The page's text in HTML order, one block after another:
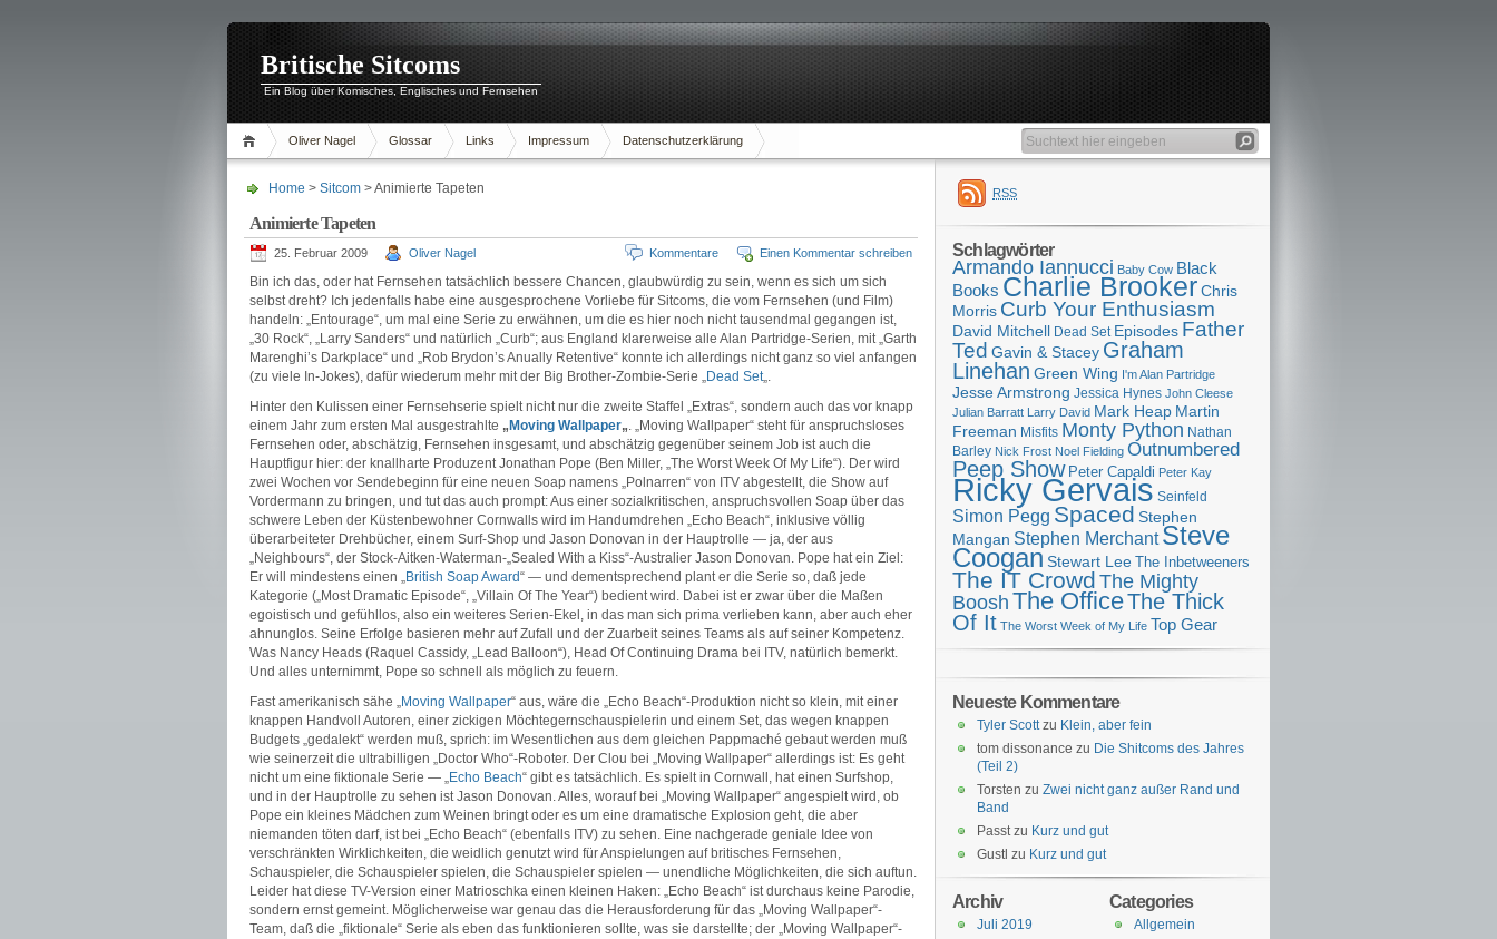
Britische Sitcoms
Ein Blog über Komisches, Englisches und Fernsehen
Oliver Nagel Glossar Links Impressum Datenschutzerklärung
Home > Sitcom > Animierte Tapeten
Animierte Tapeten
25. Februar 2009 Oliver Nagel Einen Kommentar schreiben
Kommentare
Bin ich das, oder hat Fernsehen tatsächlich bessere Chancen, glaubwürdig zu sein, wenn es sich um sich
selbst dreht? Ich jedenfalls habe eine ausgesprochene Vorliebe für Sitcoms, die vom Fernsehen (und Film)
handeln: „Entourage“, um mal eine Serie zu erwähnen, um die es hier noch nicht tausendmal gegangen ist,
„30 Rock“, „Larry Sanders“ und natürlich „Curb“; aus England klarerweise alle Alan Partridge-Serien, mit „Garth
Marenghi’s Darkplace“ und „Rob Brydon’s Anually Retentive“ konnte ich allerdings nicht ganz so viel anfangen
(zu viele In-Jokes), dafür wiederum mehr mit der Big Brother-Zombie-Serie „Dead Set„.
Hinter den Kulissen einer Fernsehserie spielt nicht nur die zweite Staffel „Extras“, sondern auch das vor knapp
einem Jahr zum ersten Mal ausgestrahlte „ Moving Wallpaper„. „Moving Wallpaper“ steht für anspruchsloses
Fernsehen oder, abschätzig, Fernsehen insgesamt, und abschätzig gegenüber seinem Job ist auch die
Hauptfigur hier: der knallharte Produzent Jonathan Pope (Ben Miller, „The Worst Week Of My Life“). Der wird
zwei Wochen vor Sendebeginn für eine neuen Soap namens „Polnarren“ von ITV abgestellt, die Show auf
Vordermann zu bringen, und tut das auch prompt: Aus einer sozialkritischen, anspruchsvollen Soap über das
schwere Leben der Küstenbewohner Cornwalls wird im Handumdrehen „Echo Beach“, inklusive völlig
überarbeiteter Drehbücher, einem Surf-Shop und Jason Donovan in der Hauptrolle — ja, der aus
„Neighbours“, der Stock-Aitken-Waterman-„Sealed With a Kiss“-Australier Jason Donovan. Pope hat ein Ziel:
Er will mindestens einen „British Soap Award“ — und dementsprechend plant er die Serie so, daß jede
Kategorie („Most Dramatic Episode“, „Villain Of The Year“) bedient wird. Dabei ist er zwar über die Maßen
egoistisch und gefühllos, also ein weiteres Serien-Ekel, in das man sich prima verlieben kann, aber auch eher
ahnunglos. Seine Erfolge basieren mehr auf Zufall und der Zuarbeit seines Teams als auf seiner Kompetenz.
Was Nancy Heads (Raquel Cassidy, „Lead Balloon“), Head Of Continuing Drama bei ITV, natürlich bemerkt.
Und alles unternimmt, Pope so schnell als möglich zu feuern.
Fast amerikanisch sähe „Moving Wallpaper“ aus, wäre die „Echo Beach“-Produktion nicht so klein, mit einer
knappen Handvoll Autoren, einer zickigen Möchtegernschauspielerin und einem Set, das wegen knappen
Budgets „gedalekt“ werden muß, sprich: im Wesentlichen aus dem gleichen Pappmaché gebaut werden muß
wie seinerzeit die ultrabilligen „Doctor Who“-Roboter. Der Clou bei „Moving Wallpaper“ allerdings ist: Es geht
nicht um eine fiktionale Serie — „Echo Beach“ gibt es tatsächlich. Es spielt in Cornwall, hat einen Surfshop,
und in der Hauptrolle zu sehen ist Jason Donovan. Alles, worauf bei „Moving Wallpaper“ angespielt wird, ob
Pope ein kleines Mädchen zum Weinen bringt oder es um eine dramatische Explosion geht, die aber
niemanden töten darf, ist bei „Echo Beach“ (ebenfalls ITV) zu sehen. Eine nachgerade geniale Idee von
verschränkten Wirklichkeiten, die weidlich genutzt wird für Anspielungen auf britisches Fernsehen,
Schauspieler, die Schauspieler spielen, die Schauspieler spielen — unendliche Möglichkeiten, die sich auftun.
Leider hat diese TV-Version einer Matrioschka einen kleinen Haken: „Echo Beach“ ist durchaus keine Parodie,
sondern ernst gemeint. Möglicherweise war genau das die Herausforderung für das „Moving Wallpaper“-
Team, daß die „fiktionale“ Serie als eben das funktionieren sollte, was sie darstellte; der „Moving Wallpaper“-
RSS
Schlagwörter
Armando Iannucci Baby Cow Black
Books Charlie BrookerChris
Morris Curb Your Enthusiasm
David Mitchell Dead Set Episodes Father
Ted Gavin & Stacey Graham
Linehan Green Wing I'm Alan Partridge
Jesse Armstrong Jessica Hynes John Cleese
Julian Barratt Larry David Mark Heap Martin
Freeman Misfits Monty Python Nathan
Barley Nick Frost Noel Fielding Outnumbered
Peep Show Peter Capaldi Peter Kay
Ricky Gervais Seinfeld
Simon Pegg Spaced Stephen
Mangan Stephen Merchant Steve
CooganStewart Lee The Inbetweeners
The IT Crowd The Mighty
Boosh The OfficeThe Thick
Of It The Worst Week of My Life Top Gear
Neueste Kommentare
Tyler Scottzu Klein, aber fein
tom dissonance zu Die Shitcoms des Jahres
(Teil 2)
Torsten zu Zwei nicht ganz außer Rand und
Band
Passtzu Kurz und gut
Gustl zu Kurz und gut
Categories
Allgemein
Archiv
Juli 2019